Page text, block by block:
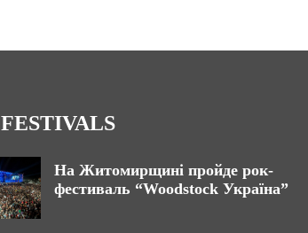
FESTIVALS
На Житомирщині пройде рок-
фестиваль “Woodstock Україна”